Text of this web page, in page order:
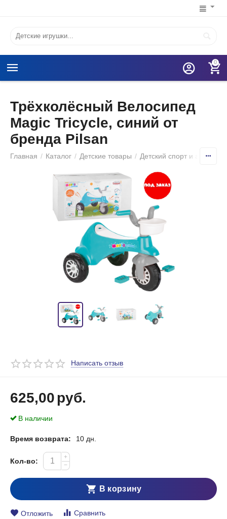
0
Трёхколёсный Велосипед
Magic Tricycle, синий от
бренда Pilsan
Главная / Каталог / Детские товары / Детский спорт и
Написать отзыв
625,00руб.
В наличии
Время возврата: 10 дн.
Кол-во:
+
−
В корзину
Отложить Сравнить